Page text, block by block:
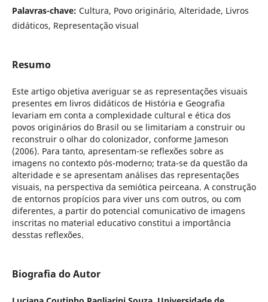
Palavras-chave: Cultura, Povo originário, Alteridade, Livros
didáticos, Representação visual
Resumo
Este artigo objetiva averiguar se as representações visuais
presentes em livros didáticos de História e Geografia
levariam em conta a complexidade cultural e ética dos
povos originários do Brasil ou se limitariam a construir ou
reconstruir o olhar do colonizador, conforme Jameson
(2006). Para tanto, apresentam-se reflexões sobre as
imagens no contexto pós-moderno; trata-se da questão da
alteridade e se apresentam análises das representações
visuais, na perspectiva da semiótica peirceana. A construção
de entornos propícios para viver uns com outros, ou com
diferentes, a partir do potencial comunicativo de imagens
inscritas no material educativo constitui a importância
desstas reflexões.
Biografia do Autor